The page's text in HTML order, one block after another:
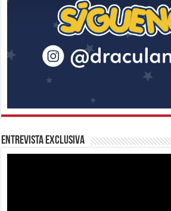
Entrevista Exclusiva